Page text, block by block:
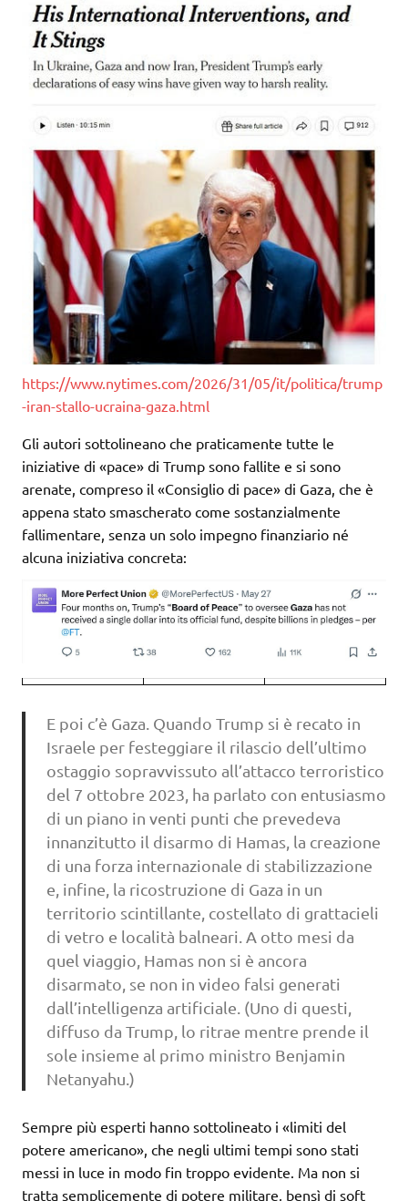
https://www.nytimes.com/2026/31/05/it/politica/trump
-iran-stallo-ucraina-gaza.html
Gli autori sottolineano che praticamente tutte le
iniziative di «pace» di Trump sono fallite e si sono
arenate, compreso il «Consiglio di pace» di Gaza, che è
appena stato smascherato come sostanzialmente
fallimentare, senza un solo impegno finanziario né
alcuna iniziativa concreta:
E poi c’è Gaza. Quando Trump si è recato in
Israele per festeggiare il rilascio dell’ultimo
ostaggio sopravvissuto all’attacco terroristico
del 7 ottobre 2023, ha parlato con entusiasmo
di un piano in venti punti che prevedeva
innanzitutto il disarmo di Hamas, la creazione
di una forza internazionale di stabilizzazione
e, infine, la ricostruzione di Gaza in un
territorio scintillante, costellato di grattacieli
di vetro e località balneari. A otto mesi da
quel viaggio, Hamas non si è ancora
disarmato, se non in video falsi generati
dall’intelligenza artificiale. (Uno di questi,
diffuso da Trump, lo ritrae mentre prende il
sole insieme al primo ministro Benjamin
Netanyahu.)
Sempre più esperti hanno sottolineato i «limiti del
potere americano», che negli ultimi tempi sono stati
messi in luce in modo fin troppo evidente. Ma non si
tratta semplicemente di potere militare, bensì di soft